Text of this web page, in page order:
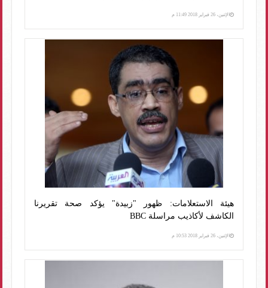
الإثنين، 26 فبراير 2018 11:49 م
هيئة الاستعلامات: ظهور "زبيدة" يؤكد صحة تقريرنا
الكاشف لأكاذيب مراسلة BBC
الإثنين، 26 فبراير 2018 10:53 م